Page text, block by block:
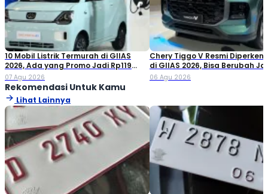
10 Mobil Listrik Termurah di GIIAS
2026, Ada yang Promo Jadi Rp119
Jutaan!
07 Agu 2026
Chery Tiggo V Resmi
di GIIAS 2026, Bisa Berubah
Double Cabin
06 Agu 2026
Rekomendasi Untuk Kamu
Lihat Lainnya